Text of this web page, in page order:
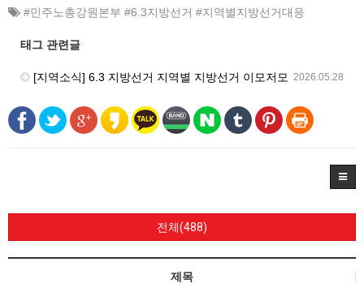
#민주노총강원본부 #6.3지방선거 #지역별지방선거대응
태그 관련글
2026.05.28
[지역소식] 6.3 지방선거 지역별 지방선거 이모저모
전체(488)
제목